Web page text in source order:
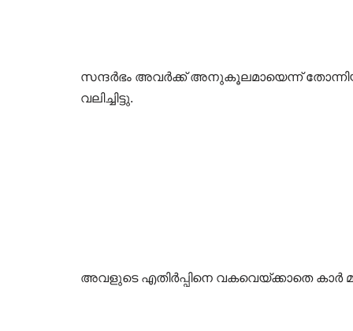
സന്ദർഭം അവർക്ക് അനുകൂലമായെന്ന്
വലിച്ചിട്ടു.
അവളുടെ എതിർപ്പിനെ വകവെയ്ക്കാതെ കാർ